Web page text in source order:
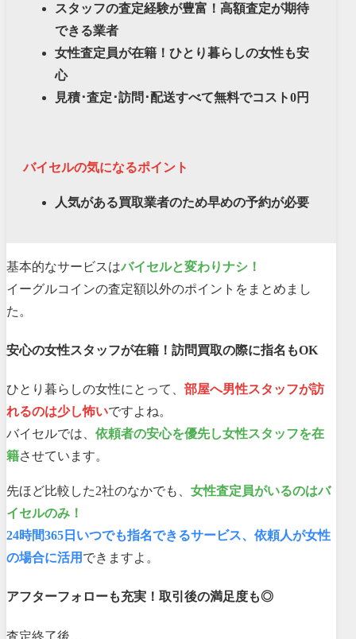
スタッフの査定経験が豊富！高額査定が期待
できる業者
女性査定員が在籍！ひとり暮らしの女性も安
心
見積･査定･訪問･配送すべて無料でコスト0円
バイセルの気になるポイント
人気がある買取業者のため早めの予約が必要
基本的なサービスはバイセルと変わりナシ！
イーグルコインの査定額以外のポイントをまとめまし
た。
安心の女性スタッフが在籍！訪問買取の際に指名もOK
ひとり暮らしの女性にとって、 部屋へ男性スタッフが訪
れるのは少し怖いですよね。
バイセルでは、 依頼者の安心を優先し女性スタッフを在
籍させています。
先ほど比較した2社のなかでも、 女性査定員がいるのはバ
イセルのみ！
24時間365日いつでも指名できるサービス、依頼人が女性
の場合に活用 できますよ。
アフターフォローも充実！取引後の満足度も◎
査定終了後…、